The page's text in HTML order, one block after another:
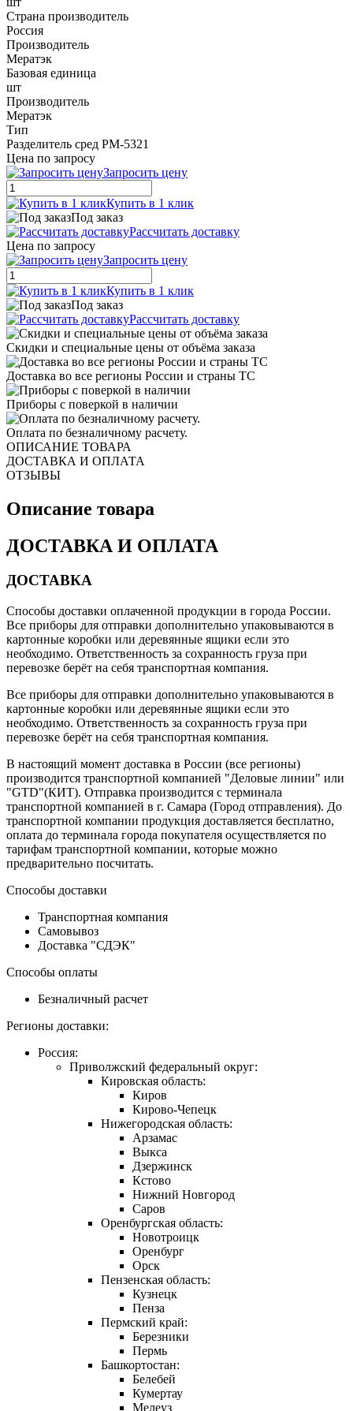
Страна производитель
Россия
Производитель
Мератэк
Базовая единица
шт
Производитель
Мератэк
Тип
Разделитель сред РМ-5321
Цена по запросу
Запросить цену
Купить в 1 клик
Под заказ
Рассчитать доставку
Цена по запросу
Запросить цену
Купить в 1 клик
Под заказ
Рассчитать доставку
Скидки и специальные цены от объёма заказа
Доставка во все регионы России и страны ТС
Приборы с поверкой в наличии
Оплата по безналичному расчету.
ОПИСАНИЕ ТОВАРА
ДОСТАВКА И ОПЛАТА
ОТЗЫВЫ
Описание товара
ДОСТАВКА И ОПЛАТА
ДОСТАВКА
Способы доставки оплаченной продукции в города России.
Все приборы для отправки дополнительно упаковываются в
картонные коробки или деревянные ящики если это
необходимо. Ответственность за сохранность груза при
перевозке берёт на себя транспортная компания.
Все приборы для отправки дополнительно упаковываются в
картонные коробки или деревянные ящики если это
необходимо. Ответственность за сохранность груза при
перевозке берёт на себя транспортная компания.
В настоящий момент доставка в России (все регионы)
производится транспортной компанией "Деловые линии" или
"GTD"(КИТ). Отправка производится с терминала
транспортной компанией в г. Самара (Город отправления). До
транспортной компании продукция доставляется бесплатно,
оплата до терминала города покупателя осуществляется по
тарифам транспортной компании, которые можно
предварительно посчитать.
Способы доставки
Транспортная компания
Самовывоз
Доставка "СДЭК"
Способы оплаты
Безналичный расчет
Регионы доставки:
Россия:
Приволжский федеральный округ:
Кировская область:
Киров
Кирово-Чепецк
Нижегородская область:
Арзамас
Выкса
Дзержинск
Кстово
Нижний Новгород
Саров
Оренбургская область:
Новотроицк
Оренбург
Орск
Пензенская область:
Кузнецк
Пенза
Пермский край:
Березники
Пермь
Башкортостан:
Белебей
Кумертау
Мелеуз